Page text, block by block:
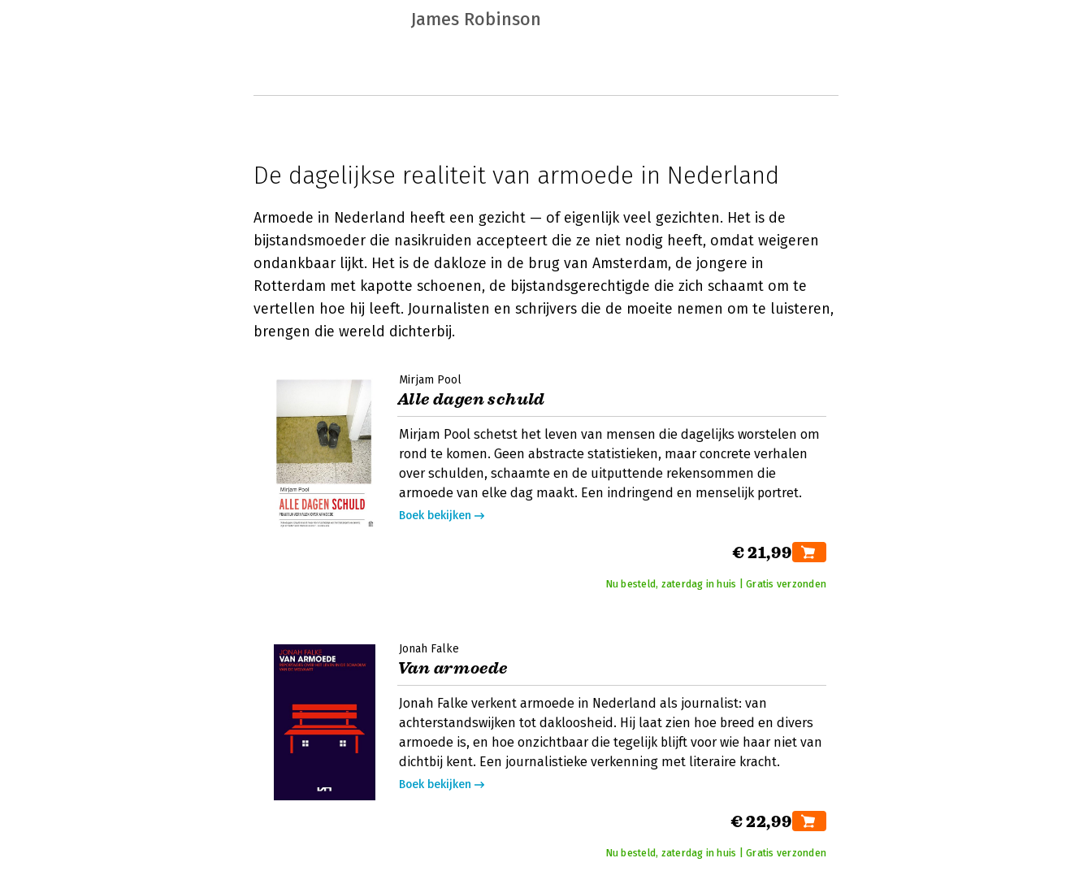
James Robinson
De dagelijkse realiteit van armoede in Nederland
Armoede in Nederland heeft een gezicht — of eigenlijk veel gezichten. Het is de
bijstandsmoeder die nasikruiden accepteert die ze niet nodig heeft, omdat weigeren
ondankbaar lijkt. Het is de dakloze in de brug van Amsterdam, de jongere in
Rotterdam met kapotte schoenen, de bijstandsgerechtigde die zich schaamt om te
vertellen hoe hij leeft. Journalisten en schrijvers die de moeite nemen om te luisteren,
brengen die wereld dichterbij.
Mirjam Pool
Alle dagen schuld
Mirjam Pool schetst het leven van mensen die dagelijks worstelen om
rond te komen. Geen abstracte statistieken, maar concrete verhalen
over schulden, schaamte en de uitputtende rekensommen die
armoede van elke dag maakt. Een indringend en menselijk portret.
Boek bekijken
€ 21,99
Nu besteld, zaterdag in huis | Gratis verzonden
Jonah Falke
Van armoede
Jonah Falke verkent armoede in Nederland als journalist: van
achterstandswijken tot dakloosheid. Hij laat zien hoe breed en divers
armoede is, en hoe onzichtbaar die tegelijk blijft voor wie haar niet van
dichtbij kent. Een journalistieke verkenning met literaire kracht.
Boek bekijken
€ 22,99
Nu besteld, zaterdag in huis | Gratis verzonden